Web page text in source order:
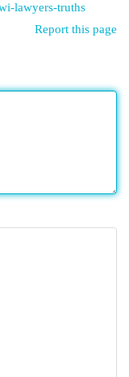
lawyers-truths
Report this page